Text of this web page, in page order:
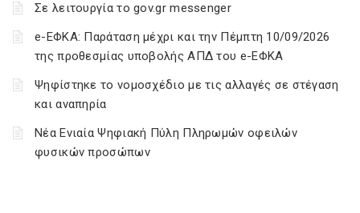
Σε λειτουργία το gov.gr messenger
e-ΕΦΚΑ: Παράταση μέχρι και την Πέμπτη 10/09/2026
της προθεσμίας υποβολής ΑΠΔ του e-ΕΦΚΑ
Ψηφίστηκε το νομοσχέδιο με τις αλλαγές σε στέγαση
και αναπηρία
Νέα Ενιαία Ψηφιακή Πύλη Πληρωμών οφειλών
φυσικών προσώπων